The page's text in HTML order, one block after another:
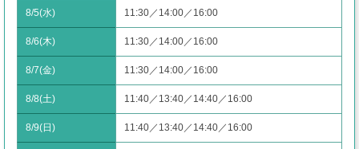
8/5(水) 11:30／14:00／16:00
8/6(木) 11:30／14:00／16:00
8/7(金) 11:30／14:00／16:00
8/8(土) 11:40／13:40／14:40／16:00
8/9(日) 11:40／13:40／14:40／16:00